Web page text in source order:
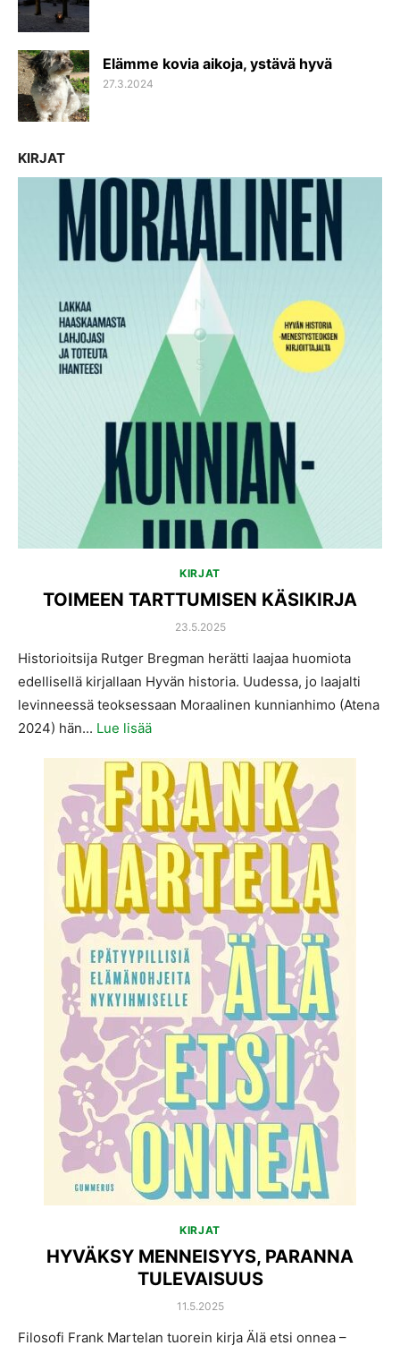
Elämme kovia aikoja, ystävä hyvä
POSTED
27.3.2024
KIRJAT
KIRJAT
TOIMEEN TARTTUMISEN KÄSIKIRJA
POSTED
23.5.2025
Historioitsija Rutger Bregman herätti laajaa huomiota
edellisellä kirjallaan Hyvän historia. Uudessa, jo laajalti
levinneessä teoksessaan Moraalinen kunnianhimo (Atena
2024) hän... Lue lisää
KIRJAT
HYVÄKSY MENNEISYYS, PARANNA
TULEVAISUUS
POSTED
11.5.2025
Filosofi Frank Martelan tuorein kirja Älä etsi onnea –